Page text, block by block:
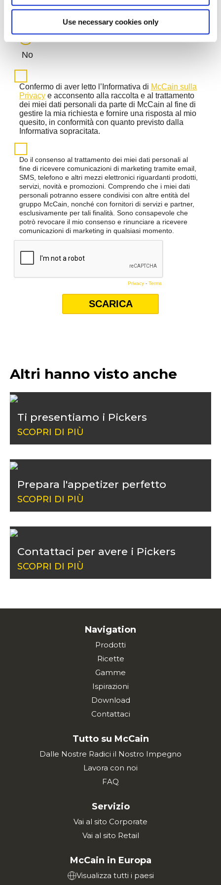
Use necessary cookies only
Altri hanno visto anche
Ti presentiamo i Pickers
SCOPRI DI PIÙ
Prepara l'appetizer perfetto
SCOPRI DI PIÙ
Contattaci per avere i Pickers
SCOPRI DI PIÙ
Navigation
Prodotti
Ricette
Gamme
Ispirazioni
Download
Contattaci
Tutto su McCain
Dalle Nostre Radici il Nostro Impegno
Lavora con noi
FAQ
Servizio
Vai al sito Corporate
Vai al sito Retail
McCain in Europa
Visualizza tutti i paesi